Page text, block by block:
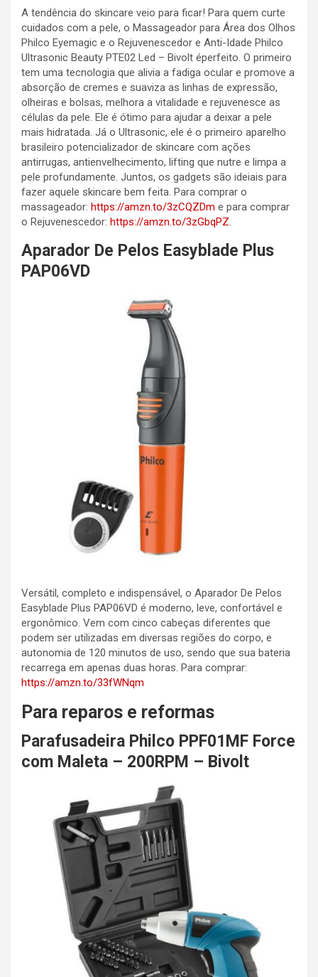
A tendência do skincare veio para ficar! Para quem curte
cuidados com a pele, o Massageador para Área dos Olhos
Philco Eyemagic e o Rejuvenescedor e Anti-Idade Philco
Ultrasonic Beauty PTE02 Led – Bivolt éperfeito. O primeiro
tem uma tecnologia que alivia a fadiga ocular e promove a
absorção de cremes e suaviza as linhas de expressão,
olheiras e bolsas, melhora a vitalidade e rejuvenesce as
células da pele. Ele é ótimo para ajudar a deixar a pele
mais hidratada. Já o Ultrasonic, ele é o primeiro aparelho
brasileiro potencializador de skincare com ações
antirrugas, antienvelhecimento, lifting que nutre e limpa a
pele profundamente. Juntos, os gadgets são ideiais para
fazer aquele skincare bem feita. Para comprar o
massageador: https://amzn.to/3zCQZDm e para comprar
o Rejuvenescedor: https://amzn.to/3zGbqPZ.
Aparador De Pelos Easyblade Plus
PAP06VD
Versátil, completo e indispensável, o Aparador De Pelos
Easyblade Plus PAP06VD é moderno, leve, confortável e
ergonômico. Vem com cinco cabeças diferentes que
podem ser utilizadas em diversas regiões do corpo, e
autonomia de 120 minutos de uso, sendo que sua bateria
recarrega em apenas duas horas. Para comprar:
https://amzn.to/33fWNqm
Para reparos e reformas
Parafusadeira Philco PPF01MF Force
com Maleta – 200RPM – Bivolt